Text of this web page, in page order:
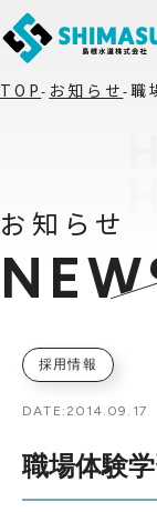
TOP お知らせ 職
お知らせ
採用情報
DATE: 2014.09.17
職場体験